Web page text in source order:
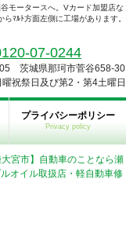
モータースへ。Vカード加盟店な
ﾏﾙﾄ方面左側に工場があります。
07-0244
茨城県那珂市菅谷658-30
曜祝祭日及び第2・第4土曜日
プライバシーポリシー
Privacy policy
宮市】自動車のことなら瀬
オイル取扱店・軽自動車修